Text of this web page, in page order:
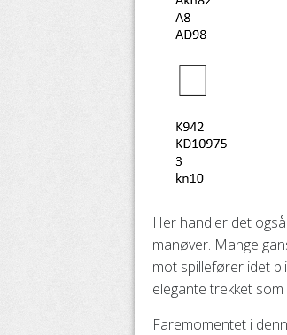
Her handler det
manøver. Mange
mot spillefører idet
elegante trekket
Faremomentet i